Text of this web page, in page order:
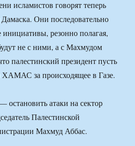
исламистов говорят теперь
Они последовательно
резонно полагая,
не с ними, а с Махмудом
палестинский президент пусть
ХАМАС за происходящее в Газе.
остановить атаки на сектор
Палестинской
Махмуд Аббас.